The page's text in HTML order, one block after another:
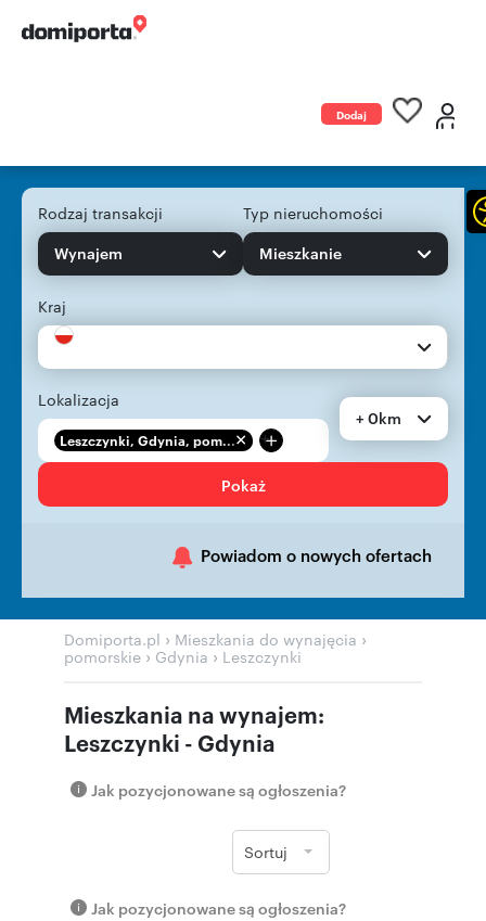
Dodaj
Rodzaj transakcji
Wynajem
Typ nieruchomości
Mieszkanie
Kraj
Lokalizacja
Leszczynki, Gdynia, pom... +
+ 0km
Pokaż
Powiadom o nowych ofertach
Domiporta.pl › Mieszkania do wynajęcia ›
pomorskie › Gdynia › Leszczynki
Mieszkania na wynajem:
Leszczynki - Gdynia
Jak pozycjonowane są ogłoszenia?
Sortuj
Jak pozycjonowane są ogłoszenia?